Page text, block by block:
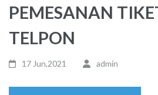
PEMESANAN
TELPON
17 Jun,2021 admin